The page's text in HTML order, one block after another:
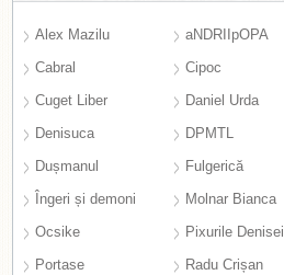
Alex Mazilu
aNDRIIpOPA
Cabral
Cipoc
Cuget Liber
Daniel Urda
Denisuca
DPMTL
Dușmanul
Fulgerică
Îngeri și demoni
Molnar Bianca
Ocsike
Pixurile Denisei
Portase
Radu Crișan